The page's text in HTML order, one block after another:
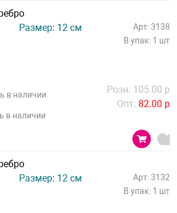
Размер: 12 см
Арт: 3138
В упак: 1 шт
в наличии
в наличии
Розн. 105.00 р
Опт. 82.00 р
Размер: 12 см
Арт: 3132
В упак: 1 шт